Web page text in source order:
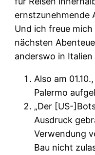
ernstzunehmende
Und ich freue
nächsten
anderswo in Italien
Also am
Palermo
„Der [US-
Ausdruck
Verwendung
Bau nicht